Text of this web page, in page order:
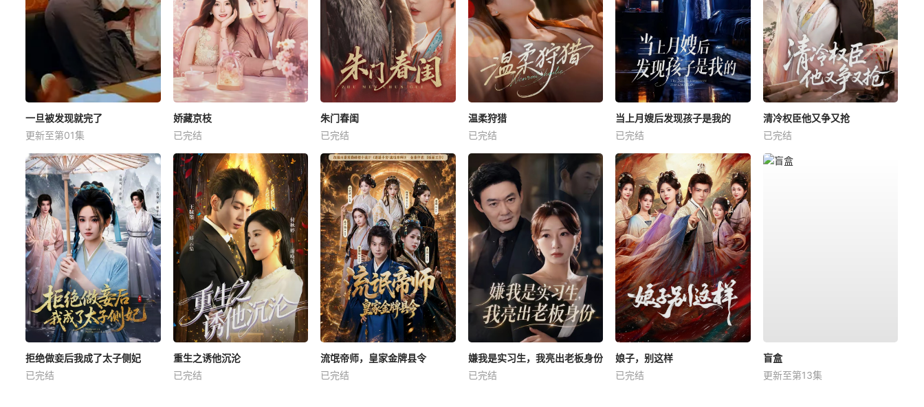
一旦被发现就完了
更新至第01集
娇藏京枝
已完结
朱门春闺
已完结
温柔狩猎
已完结
当上月嫂后发现孩子是我的
已完结
清冷权臣他又争又抢
已完结
拒绝做妾后我成了太子侧妃
已完结
重生之诱他沉沦
已完结
流氓帝师，皇家金牌县令
已完结
嫌我是实习生，我亮出老板身份
已完结
娘子，别这样
已完结
盲盒
更新至第13集